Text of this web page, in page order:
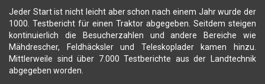
Jeder Start ist nicht leicht aber schon nach einem Jahr wurde der
1000. Testbericht für einen Traktor abgegeben. Seitdem steigen
kontinuierlich die Besucherzahlen und andere Bereiche wie
Mähdrescher, Feldhäcksler und Teleskoplader kamen hinzu.
Mittlerweile sind über 7.000 Testberichte aus der Landtechnik
abgegeben worden.